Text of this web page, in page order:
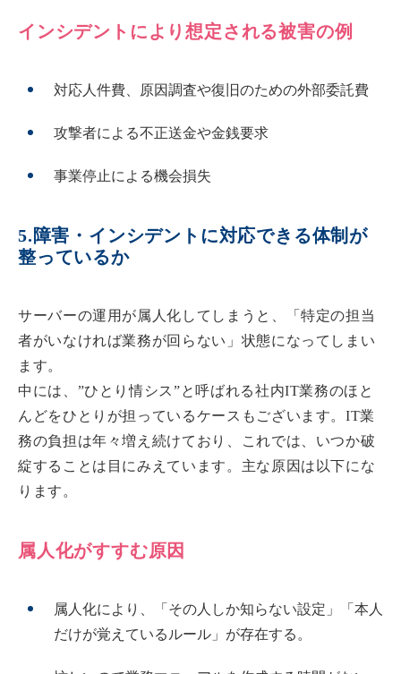
インシデントにより想定される被害の例
対応人件費、原因調査や復旧のための外部委託費
攻撃者による不正送金や金銭要求
事業停止による機会損失
5.障害・インシデントに対応できる体制が
整っているか
サーバーの運用が属人化してしまうと、「特定の担当
者がいなければ業務が回らない」状態になってしまい
ます。
中には、”ひとり情シス”と呼ばれる社内IT業務のほと
んどをひとりが担っているケースもございます。IT業
務の負担は年々増え続けており、これでは、いつか破
綻することは目にみえています。主な原因は以下にな
ります。
属人化がすすむ原因
属人化により、「その人しか知らない設定」「本人
だけが覚えているルール」が存在する。